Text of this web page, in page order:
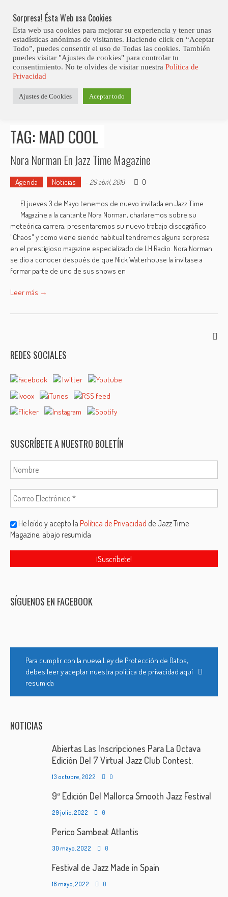
content
norteamericana.
Posts tagged "Mad Cool"
TAG: MAD COOL
Nora Norman En Jazz Time Magazine
Agenda Noticias - 29 abril, 2018 0
El jueves 3 de Mayo tenemos de nuevo invitada en Jazz Time
Magazine a la cantante Nora Norman, charlaremos sobre su
meteórica carrera, presentaremos su nuevo trabajo discográfico
"Chaos" y como viene siendo habitual tendremos alguna sorpresa
en el prestigioso magazine especializado de LH Radio. Nora Norman
se dio a conocer después de que Nick Waterhouse la invitase a
formar parte de uno de sus shows en
Leer más →
REDES SOCIALES
SUSCRÍBETE A NUESTRO BOLETÍN
He leído y acepto laPolítica de Privacidad de Jazz Time
Magazine, abajo resumida
SÍGUENOS EN FACEBOOK
Para cumplir con la nueva Ley de Protección de Datos,
debes leer y aceptar nuestra política de privacidad aquí
resumida
NOTICIAS
Abiertas Las Inscripciones Para La Octava
Edición Del 7 Virtual Jazz Club Contest.
13 octubre, 2022 0
9ª Edición Del Mallorca Smooth Jazz Festival
29 julio, 2022 0
Perico Sambeat Atlantis
30 mayo, 2022 0
Festival de Jazz Made in Spain
18 mayo, 2022 0
Sorpresa! Ésta Web usa Cookies
Esta web usa cookies para mejorar su experiencia y tener unas
estadísticas anónimas de visitantes. Haciendo click en “Aceptar
Todo”, puedes consentir el uso de Todas las cookies. También
puedes visitar "Ajustes de cookies" para controlar tu
consentimiento. No te olvides de visitar nuestra Política de
Privacidad
Ajustes de Cookies Aceptar todo